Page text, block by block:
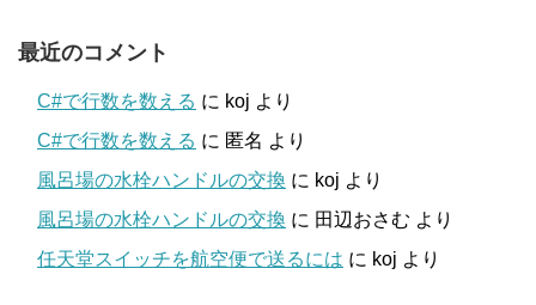
最近のコメント
C#で行数を数える に koj より
C#で行数を数える に 匿名 より
風呂場の水栓ハンドルの交換 に koj より
風呂場の水栓ハンドルの交換 に 田辺おさむ より
任天堂スイッチを航空便で送るには に koj より